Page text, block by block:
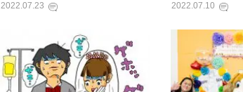
2022.07.23 2022.07.10